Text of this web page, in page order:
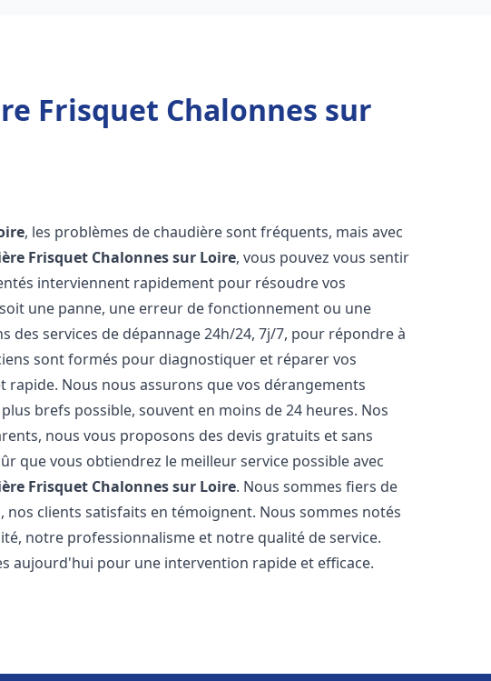
Frisquet Chalonnes sur
, les problèmes de chaudière sont fréquents, mais avec
Frisquet Chalonnes sur Loire, vous pouvez vous sentir
interviennent rapidement pour résoudre vos
une panne, une erreur de fonctionnement ou une
des services de dépannage 24h/24, 7j/7, pour répondre à
sont formés pour diagnostiquer et réparer vos
rapide. Nous nous assurons que vos dérangements
brefs possible, souvent en moins de 24 heures. Nos
nous vous proposons des devis gratuits et sans
que vous obtiendrez le meilleur service possible avec
Frisquet Chalonnes sur Loire. Nous sommes fiers de
nos clients satisfaits en témoignent. Nous sommes notés
notre professionnalisme et notre qualité de service.
aujourd'hui pour une intervention rapide et efficace.